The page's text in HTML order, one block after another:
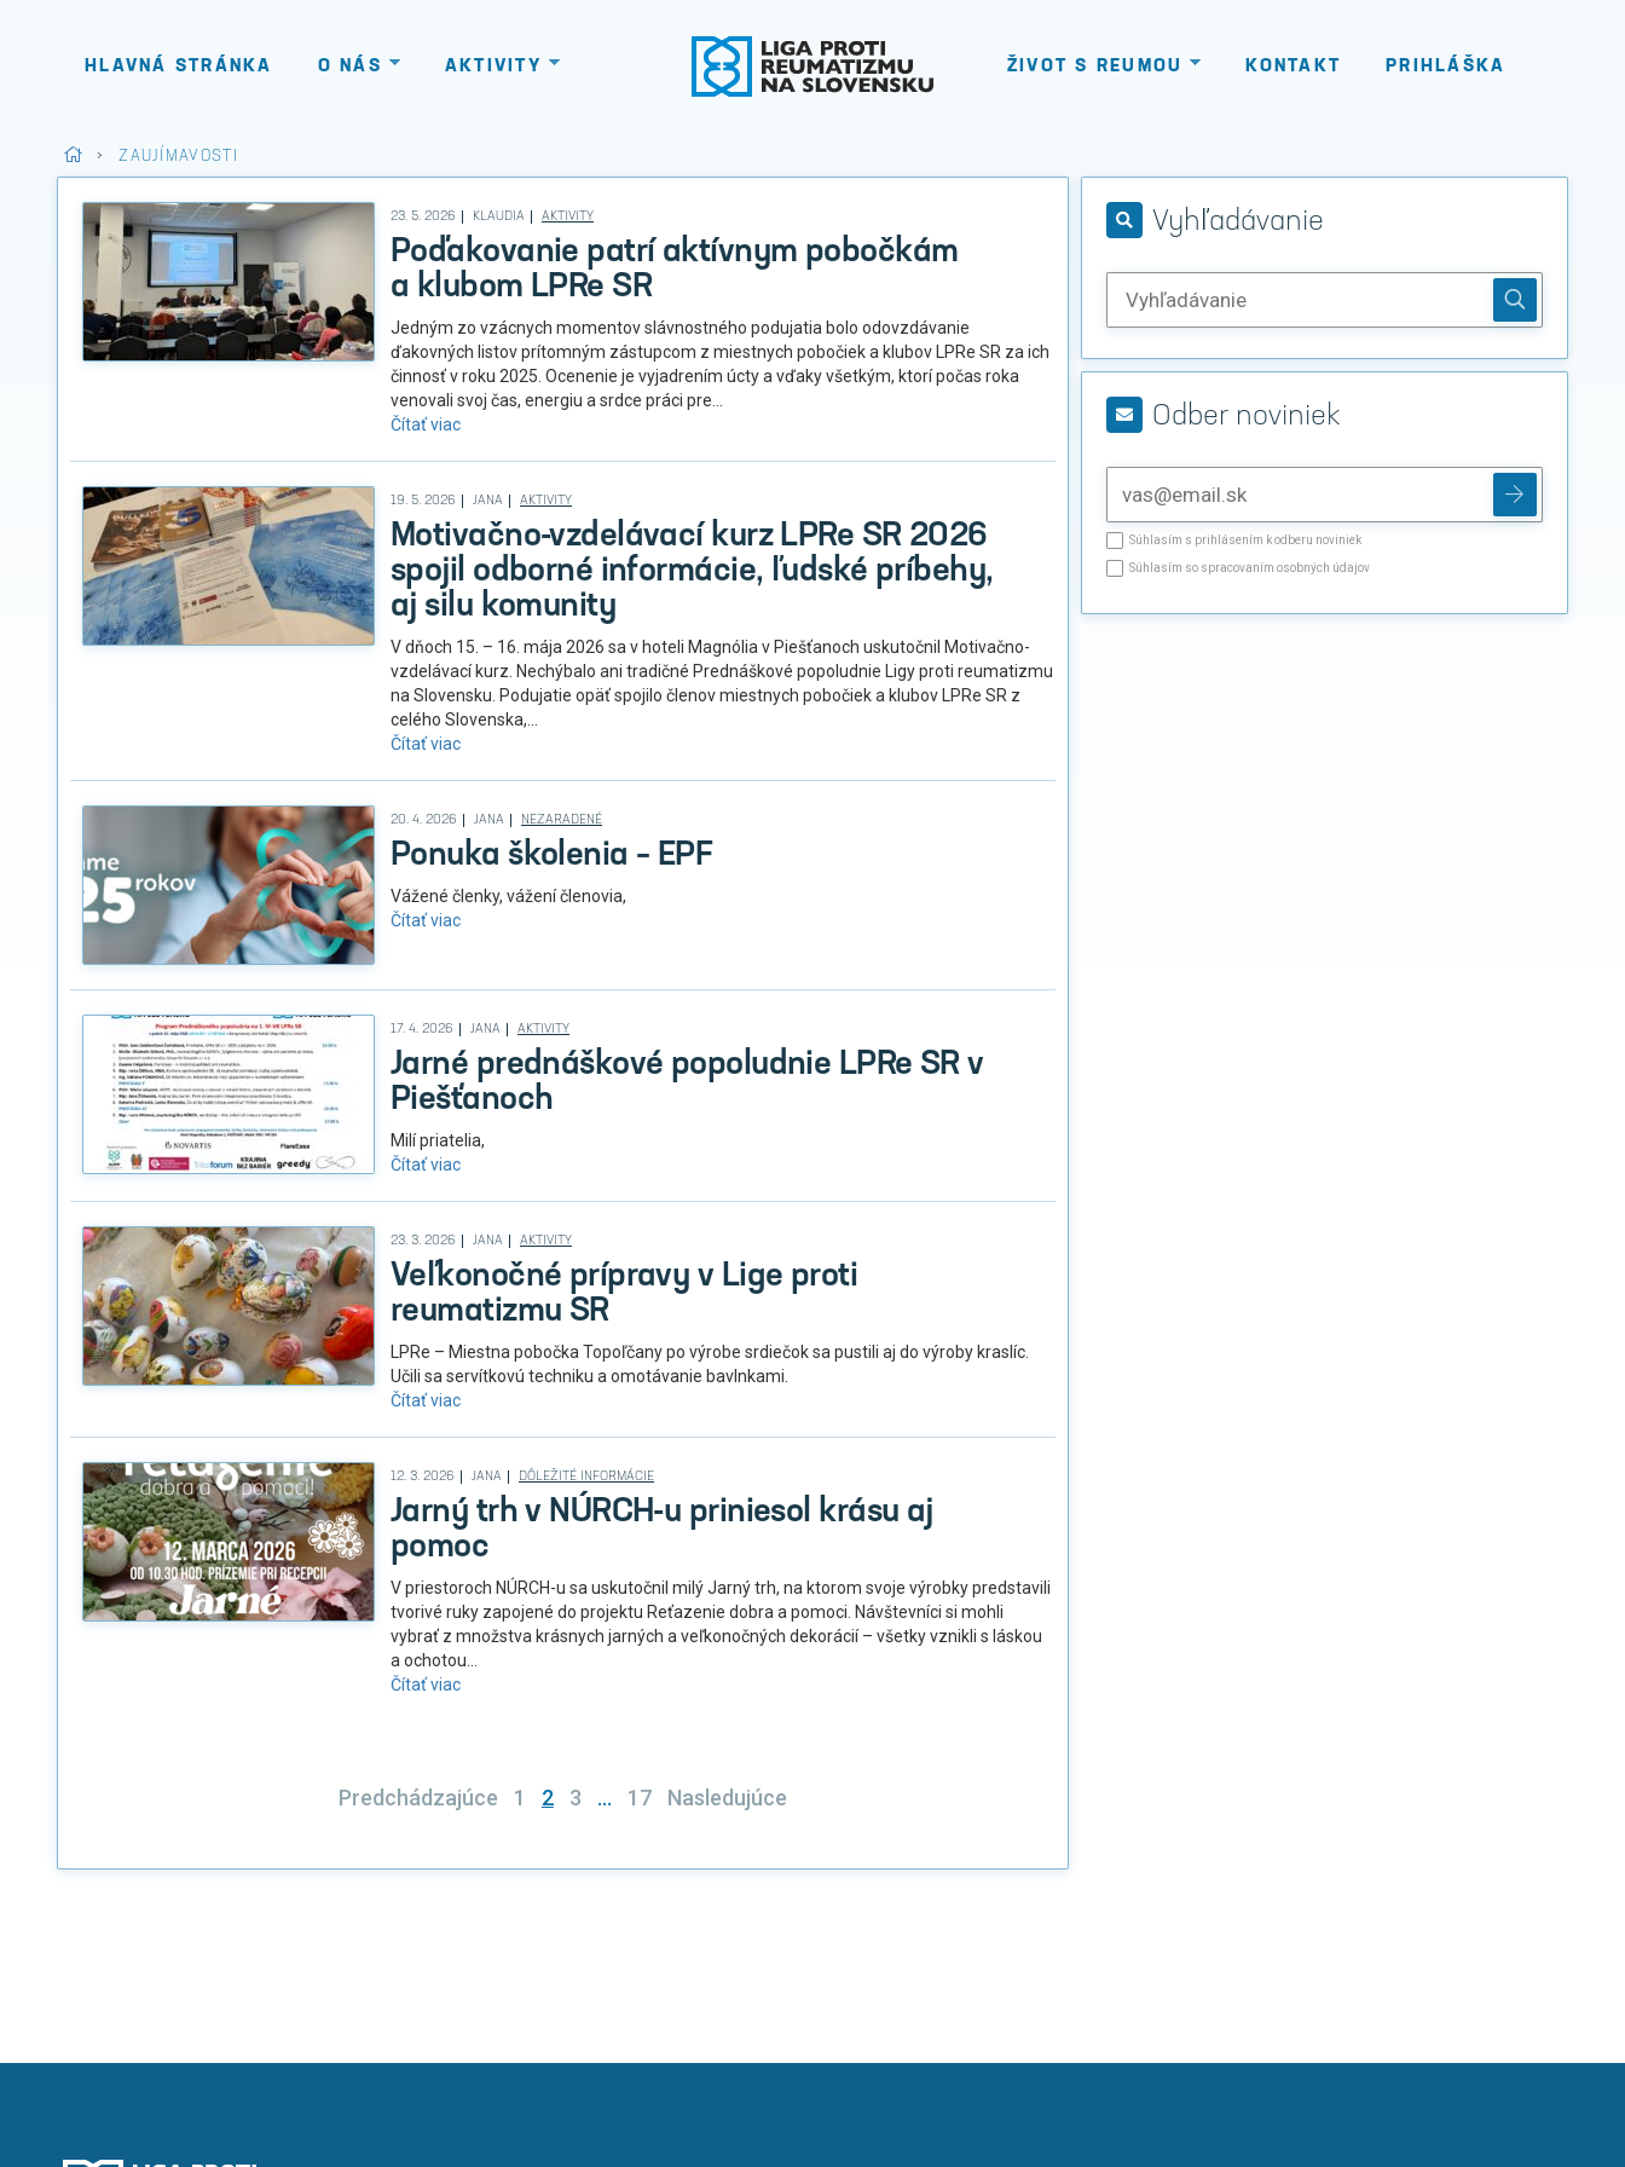
HLAVNÁ STRÁNKA O NÁS AKTIVITY ŽIVOT S REUMOU KONTAKT PRIHLÁŠKA
> ZAUJÍMAVOSTI
23. 5. 2026 KLAUDIA AKTIVITY
Poďakovanie patrí aktívnym pobočkám
a klubom LPRe SR
Jedným zo vzácnych momentov slávnostného podujatia bolo odovzdávanie
ďakovných listov prítomným zástupcom z miestnych pobočiek a klubov LPRe SR za ich
činnosť v roku 2025. Ocenenie je vyjadrením úcty a vďaky všetkým, ktorí počas roka
venovali svoj čas, energiu a srdce práci pre...
Čítať viac
19. 5. 2026 JANA AKTIVITY
Motivačno-vzdelávací kurz LPRe SR 2026
spojil odborné informácie, ľudské príbehy,
aj silu komunity
V dňoch 15. – 16. mája 2026 sa v hoteli Magnólia v Piešťanoch uskutočnil Motivačno-
vzdelávací kurz. Nechýbalo ani tradičné Prednáškové popoludnie Ligy proti reumatizmu
na Slovensku. Podujatie opäť spojilo členov miestnych pobočiek a klubov LPRe SR z
celého Slovenska,...
Čítať viac
20. 4. 2026 JANA NEZARADENÉ
Ponuka školenia – EPF
Vážené členky, vážení členovia,
Čítať viac
17. 4. 2026 JANA AKTIVITY
Jarné prednáškové popoludnie LPRe SR v
Piešťanoch
Milí priatelia,
Čítať viac
23. 3. 2026 JANA AKTIVITY
Veľkonočné prípravy v Lige proti
reumatizmu SR
LPRe – Miestna pobočka Topoľčany po výrobe srdiečok sa pustili aj do výroby kraslíc.
Učili sa servítkovú techniku a omotávanie bavlnkami.
Čítať viac
12. 3. 2026 JANA DÔLEŽITÉ INFORMÁCIE
Jarný trh v NÚRCH-u priniesol krásu aj
pomoc
V priestoroch NÚRCH-u sa uskutočnil milý Jarný trh, na ktorom svoje výrobky predstavili
tvorivé ruky zapojené do projektu Reťazenie dobra a pomoci. Návštevníci si mohli
vybrať z množstva krásnych jarných a veľkonočných dekorácií – všetky vznikli s láskou
a ochotou...
Čítať viac
Stránkovanie
Predchádzajúce 1 2 3 … 17 Nasledujúce
Vyhľadávanie
Odber noviniek
Súhlasím s prihlásením k odberu noviniek
Súhlasím so spracovaním osobných údajov